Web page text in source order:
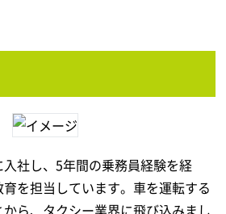
社し、5年間の乗務員経験を経
を担当しています。車を運転する
ら、タクシー業界に飛び込みまし